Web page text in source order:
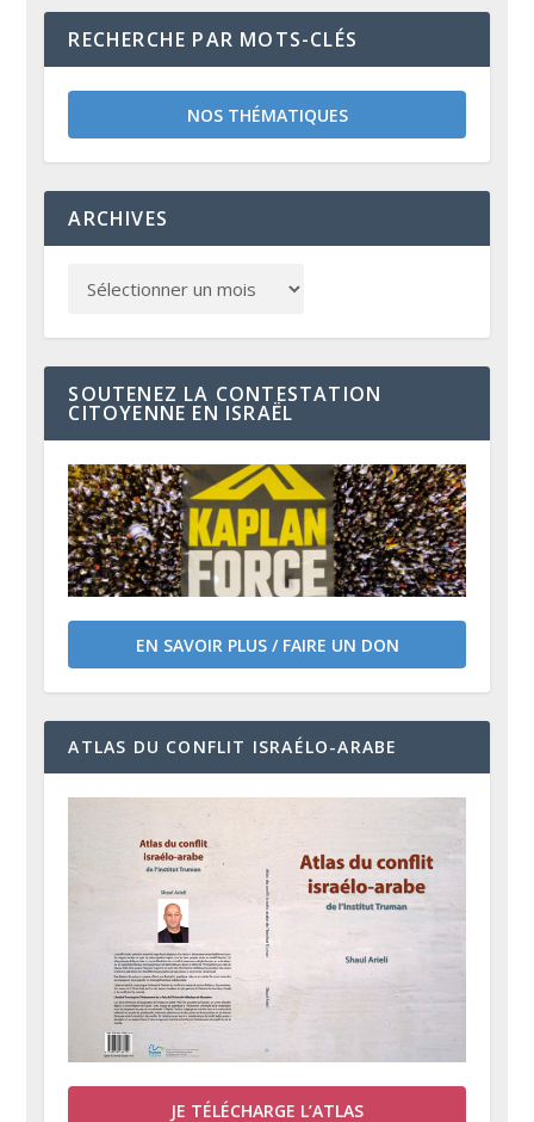
RECHERCHE PAR MOTS-CLÉS
NOS THÉMATIQUES
ARCHIVES
SOUTENEZ LA CONTESTATION
CITOYENNE EN ISRAËL
EN SAVOIR PLUS / FAIRE UN DON
ATLAS DU CONFLIT ISRAÉLO-ARABE
JE TÉLÉCHARGE L’ATLAS